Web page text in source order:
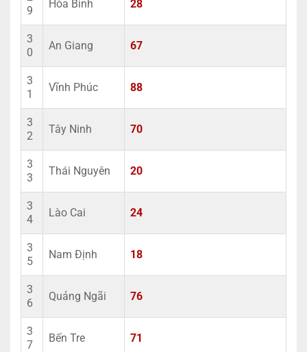
9
Hòa Bình 28
3
0
An Giang 67
3
1
Vĩnh Phúc 88
3
2
Tây Ninh 70
3
3
Thái Nguyên 20
3
4
Lào Cai 24
3
5
Nam Định 18
3
6
Quảng Ngãi 76
3
7
Bến Tre 71